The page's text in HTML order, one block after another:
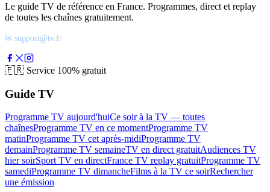
Le guide TV de référence en France. Programmes, direct et replay
de toutes les chaînes gratuitement.
✉ support@tv.fr
🇫🇷 Service 100% gratuit
Guide TV
Programme TV aujourd'huiCe soir à la TV — toutes
chaînesProgramme TV en ce momentProgramme TV
matinProgramme TV cet après-midiProgramme TV
demainProgramme TV semaineTV en direct gratuitAudiences TV
hier soirSport TV en directFrance TV replay gratuitProgramme TV
samediProgramme TV dimancheFilms à la TV ce soirRechercher
une émission